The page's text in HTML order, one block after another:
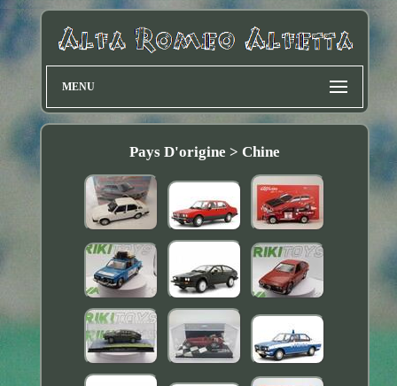
MENU
Pays D'origine > Chine